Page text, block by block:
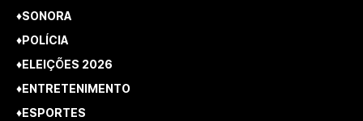
♦SONORA
♦POLÍCIA
♦ELEIÇÕES 2026
♦ENTRETENIMENTO
♦ESPORTES